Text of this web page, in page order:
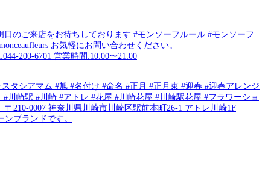
のご来店をお待ちしております #モンソーフルール #モンソーフ
お気軽にお問い合わせください。
6701 営業時間:10:00〜21:00
タシアマム #旭 #名付け #命名 #正月 #正月束 #迎春 #迎春アレンジ
崎駅 #川崎 #アトレ #花屋 #川崎花屋 #川崎駅花屋 #フラワーショ
0007 神奈川県川崎市川崎区駅前本町26-1 アトレ川崎1F
ブランドです。